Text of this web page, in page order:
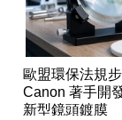
歐盟環保法規
Canon 著手開
新型鏡頭鍍膜